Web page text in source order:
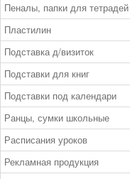
Пеналы, папки для тетрадей
Пластилин
Подставка д/визиток
Подставки для книг
Подставки под календари
Ранцы, сумки школьные
Расписания уроков
Рекламная продукция